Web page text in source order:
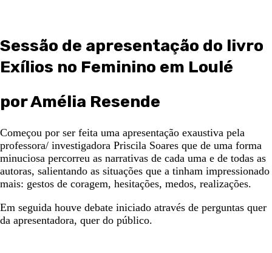
Sessão de apresentação do livro
Exílios no Feminino em Loulé
por Amélia Resende
Começou por ser feita uma apresentação exaustiva pela
professora/ investigadora Priscila Soares que de uma forma
minuciosa percorreu as narrativas de cada uma e de todas as
autoras, salientando as situações que a tinham impressionado
mais: gestos de coragem, hesitações, medos, realizações.
Em seguida houve debate iniciado através de perguntas quer
da apresentadora, quer do público.